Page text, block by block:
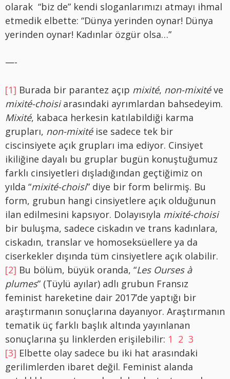
olarak “biz de” kendi sloganlarımızı atmayı ihmal
etmedik elbette: “Dünya yerinden oynar! Dünya
yerinden oynar! Kadınlar özgür olsa…”
—-
[1] Burada bir parantez açıp mixité, non-mixitéve
mixité-choisiarasındaki ayrımlardan bahsedeyim.
Mixité, kabaca herkesin katılabildiği karma
grupları, non-mixitéise sadece tek bir
ciscinsiyete açık grupları ima ediyor. Cinsiyet
ikiliğine dayalı bu gruplar bugün konuştuğumuz
farklı cinsiyetleri dışladığından geçtiğimiz on
yılda “mixité-choisi” diye bir form belirmiş. Bu
form, grubun hangi cinsiyetlere açık olduğunun
ilan edilmesini kapsıyor. Dolayısıyla mixité-choisi
bir buluşma, sadece ciskadın ve trans kadınlara,
ciskadın, translar ve homoseksüellere ya da
ciserkekler dışında tüm cinsiyetlere açık olabilir.
[2] Bu bölüm, büyük oranda, “Les Ourses à
plumes” (Tüylü ayılar) adlı grubun Fransız
feminist hareketine dair 2017’de yaptığı bir
araştırmanın sonuçlarına dayanıyor. Araştırmanın
tematik üç farklı başlık altında yayınlanan
sonuçlarına şu linklerden erişilebilir: 1 2 3
[3] Elbette olay sadece bu iki hat arasındaki
gerilimlerden ibaret değil. Feminist alanda